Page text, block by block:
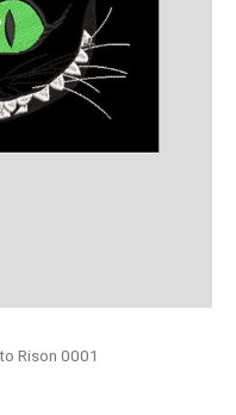
Rison 0001